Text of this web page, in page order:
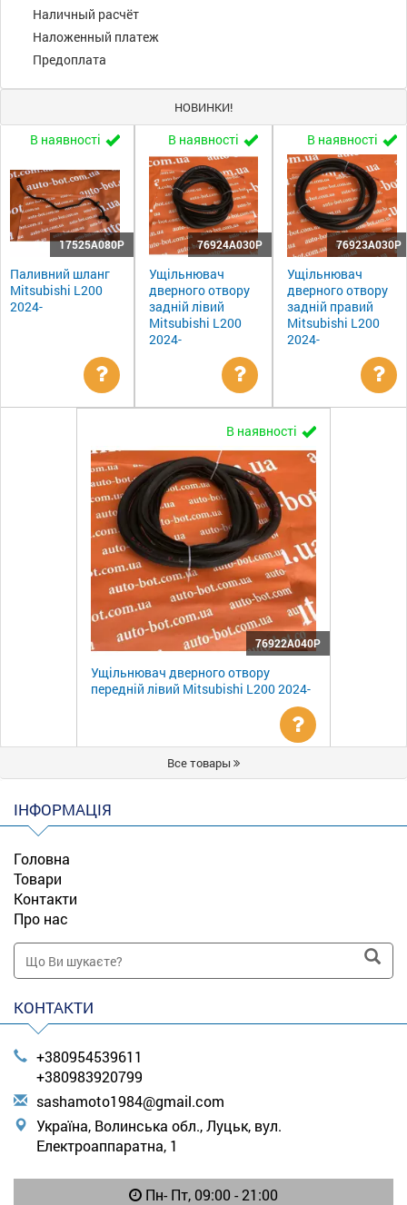
Наличный расчёт
Наложенный платеж
Предоплата
НОВИНКИ!
В наявності
17525A080P
Паливний шланг
Mitsubishi L200
2024-
Уточнити
В наявності
76924A030P
Ущільнювач
дверного отвору
задній лівий
Mitsubishi L200
2024-
Уточнити
ціну
В наявності
76923A030P
Ущільнювач
дверного отвору
задній правий
Mitsubishi L200
2024-
В наявності
76922A040P
Ущільнювач дверного отвору
передній лівий Mitsubishi L200 2024-
Уточнити
ціну
Все товары
ІНФОРМАЦІЯ
Головна
Товари
Контакти
Про нас
КОНТАКТИ
+380954539611
+380983920799
sashamoto1984@gmail.com
Україна, Волинська обл., Луцьк, вул.
Електроаппаратна, 1
Пн- Пт, 09:00 - 21:00